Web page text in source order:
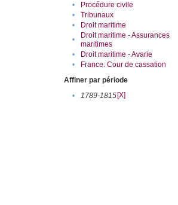
•
Procédure civile
•
Tribunaux
•
Droit maritime
•
Droit maritime - Assurances
maritimes
• Droit maritime - Avarie
•
France. Cour de cassation
Affiner par période
•
1789-1815[X]